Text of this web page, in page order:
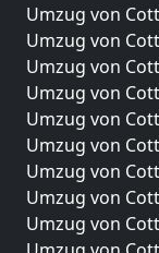
Umzug von
Umzug von
Umzug von
Umzug von
Umzug von
Umzug von
Umzug von
Umzug von
Umzug von